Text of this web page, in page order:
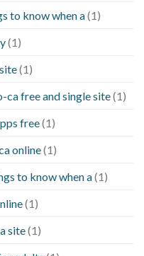
to know when a(1)
(1)
(1)
free and single site(1)
free(1)
online(1)
to know when a(1)
(1)
site(1)